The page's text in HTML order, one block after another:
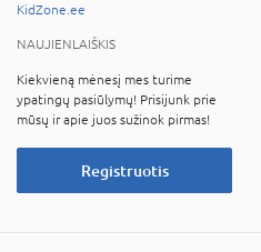
KidZone.ee
NAUJIENLAIŠKIS
Kiekvieną mėnesį mes turime
ypatingų pasiūlymų! Prisijunk prie
mūsų ir apie juos sužinok pirmas!
Registruotis